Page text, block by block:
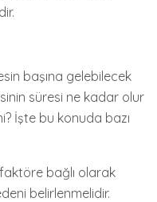
başına gelebilecek
süresi ne kadar olur
İşte bu konuda bazı
bağlı olarak
belirlenmelidir.